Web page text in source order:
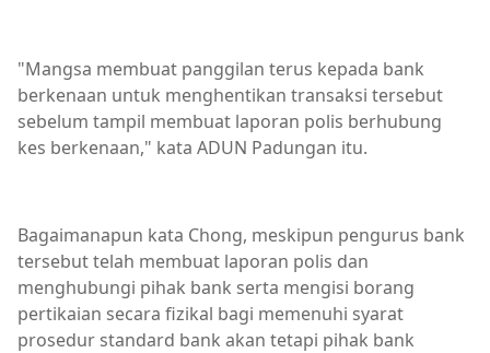
"Mangsa membuat panggilan terus kepada bank
berkenaan untuk menghentikan transaksi tersebut
sebelum tampil membuat laporan polis berhubung
kes berkenaan," kata ADUN Padungan itu.
Bagaimanapun kata Chong, meskipun pengurus bank
tersebut telah membuat laporan polis dan
menghubungi pihak bank serta mengisi borang
pertikaian secara fizikal bagi memenuhi syarat
prosedur standard bank akan tetapi pihak bank